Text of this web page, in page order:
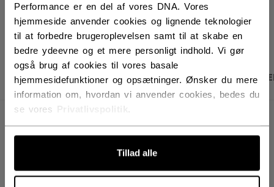
Performance er en del af vores DNA. Vores
hjemmeside anvender cookies og lignende teknologier
til at forbedre brugeroplevelsen samt til at skabe en
bedre ydeevne og et mere personligt indhold. Vi gør
også brug af cookies til vores basale
hjemmesidefunktioner og opsætninger. Ønsker du mere
information om, hvordan vi anvender cookies, bedes du
se vores
Tillad alle
ÅBN SOCIALE
PRODUKTBILLEDER SPECIFIKATIONER
SPECIFIKATIONER
BSHOWR-NA
AGE GROUP
N/A